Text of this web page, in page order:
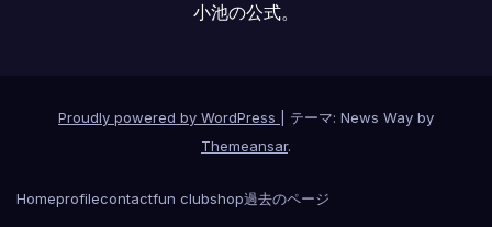
小池の公式。
Proudly powered by WordPress
テーマ: News Way by
Themeansar.
Homeprofilecontactfun clubshop過去のページ